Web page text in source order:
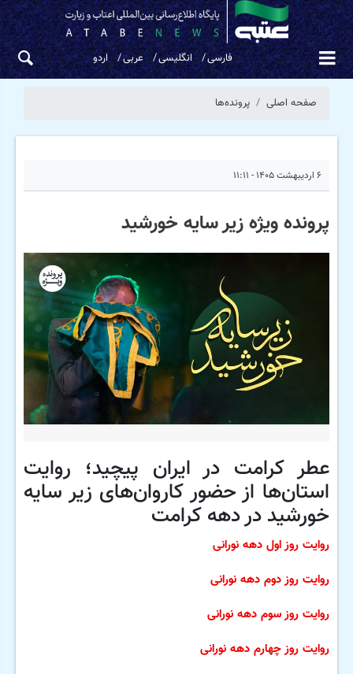
فارسی انگلیسی عربی اردو
صفحه اصلی پرونده‌ها
۶ اردیبهشت ۱۴۰۵ - ۱۱:۱۱
پرونده ویژه زیر سایه خورشید
عطر کرامت در ایران پیچید؛ روایت
استان‌ها از حضور کاروان‌های زیر سایه
خورشید در دهه کرامت
روایت روز اول دهه نورانی
روایت روز دوم دهه نورانی
روایت روز سوم دهه نورانی
روایت روز چهارم دهه نورانی